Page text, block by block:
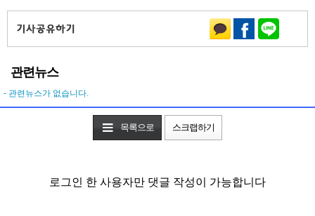
관련뉴스
- 관련뉴스가 없습니다.
목록으로 스크랩하기
로그인 한 사용자만 댓글 작성이 가능합니다